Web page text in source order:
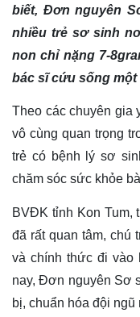
biết, Đơn nguyên
nhiều trẻ sơ sinh
non chỉ nặng 7-
bác sĩ cứu sống một
Theo các chuyên gia
vô cùng quan trọng
trẻ có bệnh lý sơ
chăm sóc sức khỏe
BVĐK tỉnh Kon Tum,
đã rất quan tâm, chú
và chính thức đi vào
nay, Đơn nguyên Sơ
bị, chuẩn hóa đội